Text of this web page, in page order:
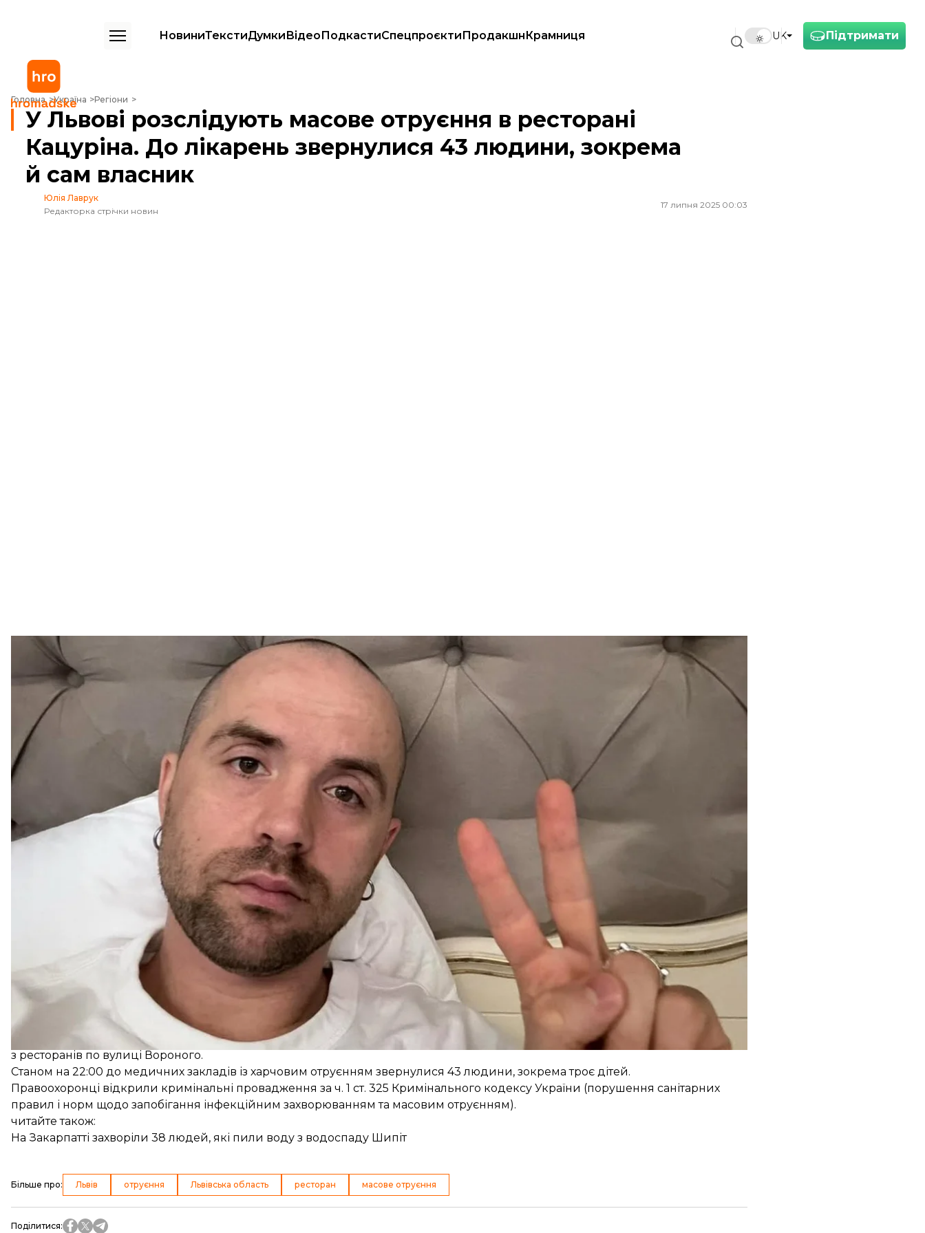
Підтримати
UK
НовиниТекстиДумкиВідеоПодкастиСпецпроєктиПродакшнКрамниця
Головна Україна Регіони
У Львові розслідують масове отруєння в ресторані Кацуріна. До лікарень звернулися 43 людини, зокрема й сам власник
У Львові розслідують масове отруєння в ресторані
Кацуріна. До лікарень звернулися 43 людини, зокрема
й сам власник
Юлія Лаврук
Редакторка стрічки новин
17 липня 2025 00:03
Ресторатор Міша Кацурін
misha_katsurin / Instagram
Ресторатор Міша Кацурін 16 липня повідомив, що він та гості його закладу «Китайський привіт» у Львові отруїлися. За даними
поліції, до лікарень звернулися 43 людини, зокрема троє дітей.
Про інцидент
сам ресторатор.
«Я отруївся у власному ресторані у Львові. І, на жаль, не тільки я. Станом на зараз 11 гостей повідомили нам про симптоми
отруєння. Попередня гіпотеза — яйця і яєчний крем в десертах 14 і 15 липня»
, — написав Кацурін.
За його словами, ресторан сплачує рахунки за лікування всім, хто отруївся та звернувся по допомогу. Сам заклад закрили
до з’ясування обставин.
До ресторану також викликали санстанцію, яка вже перевірила всіх співробітників, поверхні та продукти. «Чекаємо
на результати. Повідомимо їх кожному постраждалому і громаді також. Всі інші передбачені законом перевірки, звісно,
пройдемо теж»
, — наголосив Кацурін.
Пізніше в поліції Львівської областіповідомили , що розслідують випадок харчового отруєння громадян в одному
з ресторанів по вулиці Вороного.
Станом на 22:00 до медичних закладів із харчовим отруєнням звернулися 43 людини, зокрема троє дітей.
Правоохоронці відкрили кримінальні провадження за ч. 1 ст. 325 Кримінального кодексу України (порушення санітарних
правил і норм щодо запобігання інфекційним захворюванням та масовим отруєнням).
читайте також:
На Закарпатті захворіли 38 людей, які пили воду з водоспаду Шипіт
Більше про: Львів отруєння Львівська область ресторан масове отруєння
Поділитися: